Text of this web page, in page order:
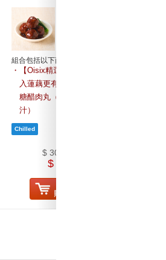
組合包括以下商品內容
【Oisix精選】加
入蓮藕更有咬口
糖醋肉丸（黑醋醬
汁）
$ 30.00
$ 27.00